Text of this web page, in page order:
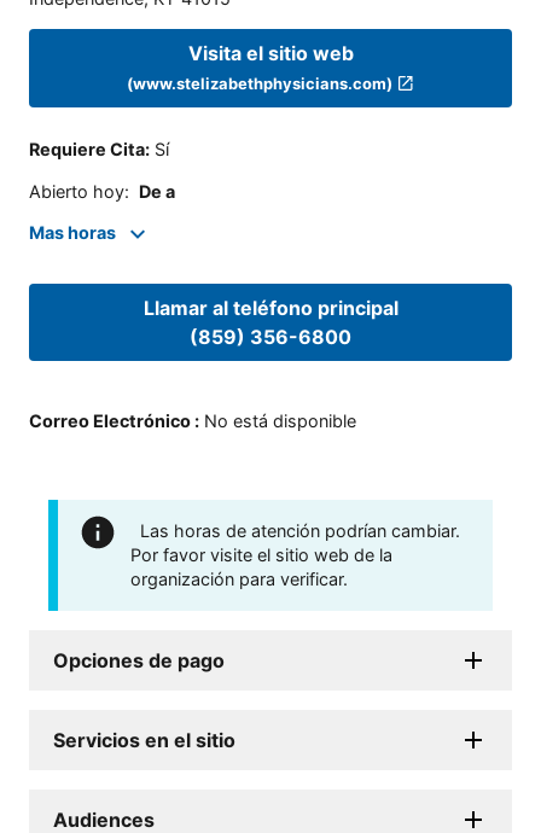
Visita el sitio web
(www.stelizabethphysicians.com)
Requiere Cita: Sí
Abierto hoy: De a
Mas horas
Llamar al teléfono principal
(859) 356-6800
Correo Electrónico : No está disponible
Las horas de atención podrían cambiar.
Por favor visite el sitio web de la
organización para verificar.
Opciones de pago
Servicios en el sitio
Audiences